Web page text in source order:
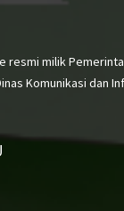
resmi milik
Komunikasi dan